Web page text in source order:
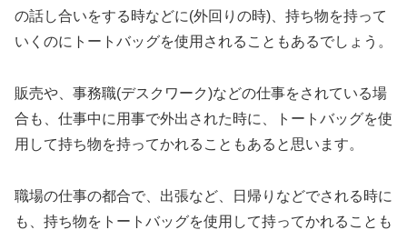
の話し合いをする時などに(外回りの時)、持ち物を持って
いくのにトートバッグを使用されることもあるでしょう。
販売や、事務職(デスクワーク)などの仕事をされている場
合も、仕事中に用事で外出された時に、トートバッグを使
用して持ち物を持ってかれることもあると思います。
職場の仕事の都合で、出張など、日帰りなどでされる時に
も、持ち物をトートバッグを使用して持ってかれることも